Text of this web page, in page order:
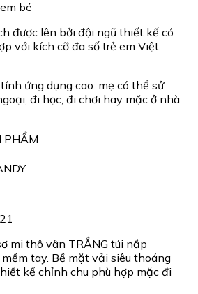
bé
được lên bởi đội ngũ thiết kế có
với kích cỡ đa số trẻ em Việt
ứng dụng cao: mẹ có thể sử
đi học, đi chơi hay mặc ở nhà
PHẨM
mi thô vân TRẮNG túi nắp
tay. Bề mặt vải siêu thoáng
kế chỉnh chu phù hợp mặc đi